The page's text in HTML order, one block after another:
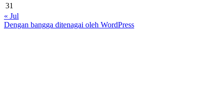
31
« Jul
Dengan bangga ditenagai oleh WordPress